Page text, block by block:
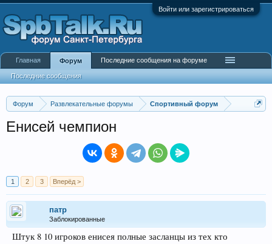
Войти или зарегистрироваться
Форум Развлекательные форумы Спортивный форум
Енисей чемпион
1 2 3 Вперёд >
патр
Заблокированные
Штук 8 10 игроков енисея полные засланцы из тех кто
Главная Форум
Последние сообщения
Последние сообщения на форуме